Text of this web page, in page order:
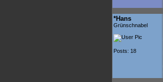
*Hans
Grünschnabel
Posts: 18